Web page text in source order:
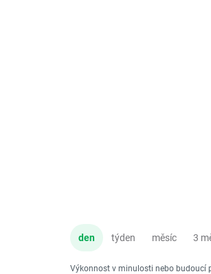
den týden měsíc 3
Výkonnost v minulosti nebo budoucí